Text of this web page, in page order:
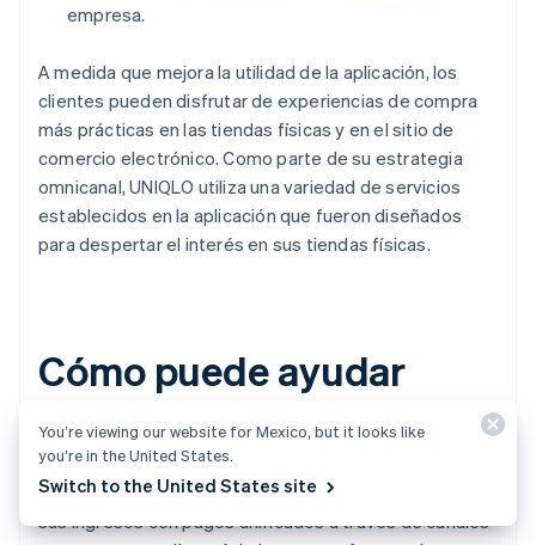
empresa.
A medida que mejora la utilidad de la aplicación, los
clientes pueden disfrutar de experiencias de compra
más prácticas en las tiendas físicas y en el sitio de
comercio electrónico. Como parte de su estrategia
omnicanal, UNIQLO utiliza una variedad de servicios
establecidos en la aplicación que fueron diseñados
para despertar el interés en sus tiendas físicas.
Cómo puede ayudar
Stripe Terminal
ConStripe Terminal, las empresas pueden aumentar
sus ingresos con pagos unificados a través de canales
You’re viewing our website for Mexico, but it looks like
you’re in the United States.
Switch to the United States site